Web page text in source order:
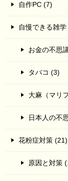
自作PC (7)
自慢できる雑
お金の不思
タバコ (3)
大麻（マリ
日本人の不
花粉症対策 (21)
原因と対策